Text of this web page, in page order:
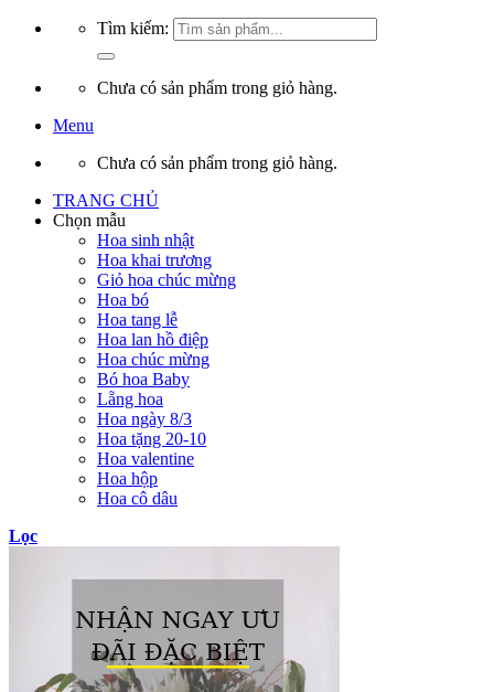
Tìm kiếm:
Chưa có sản phẩm trong giỏ hàng.
Menu
Chưa có sản phẩm trong giỏ hàng.
TRANG CHỦ
Chọn mẫu
Hoa sinh nhật
Hoa khai trương
Giỏ hoa chúc mừng
Hoa bó
Hoa tang lễ
Hoa lan hồ điệp
Hoa chúc mừng
Bó hoa Baby
Lẵng hoa
Hoa ngày 8/3
Hoa tặng 20-10
Hoa valentine
Hoa hộp
Hoa cô dâu
Lọc